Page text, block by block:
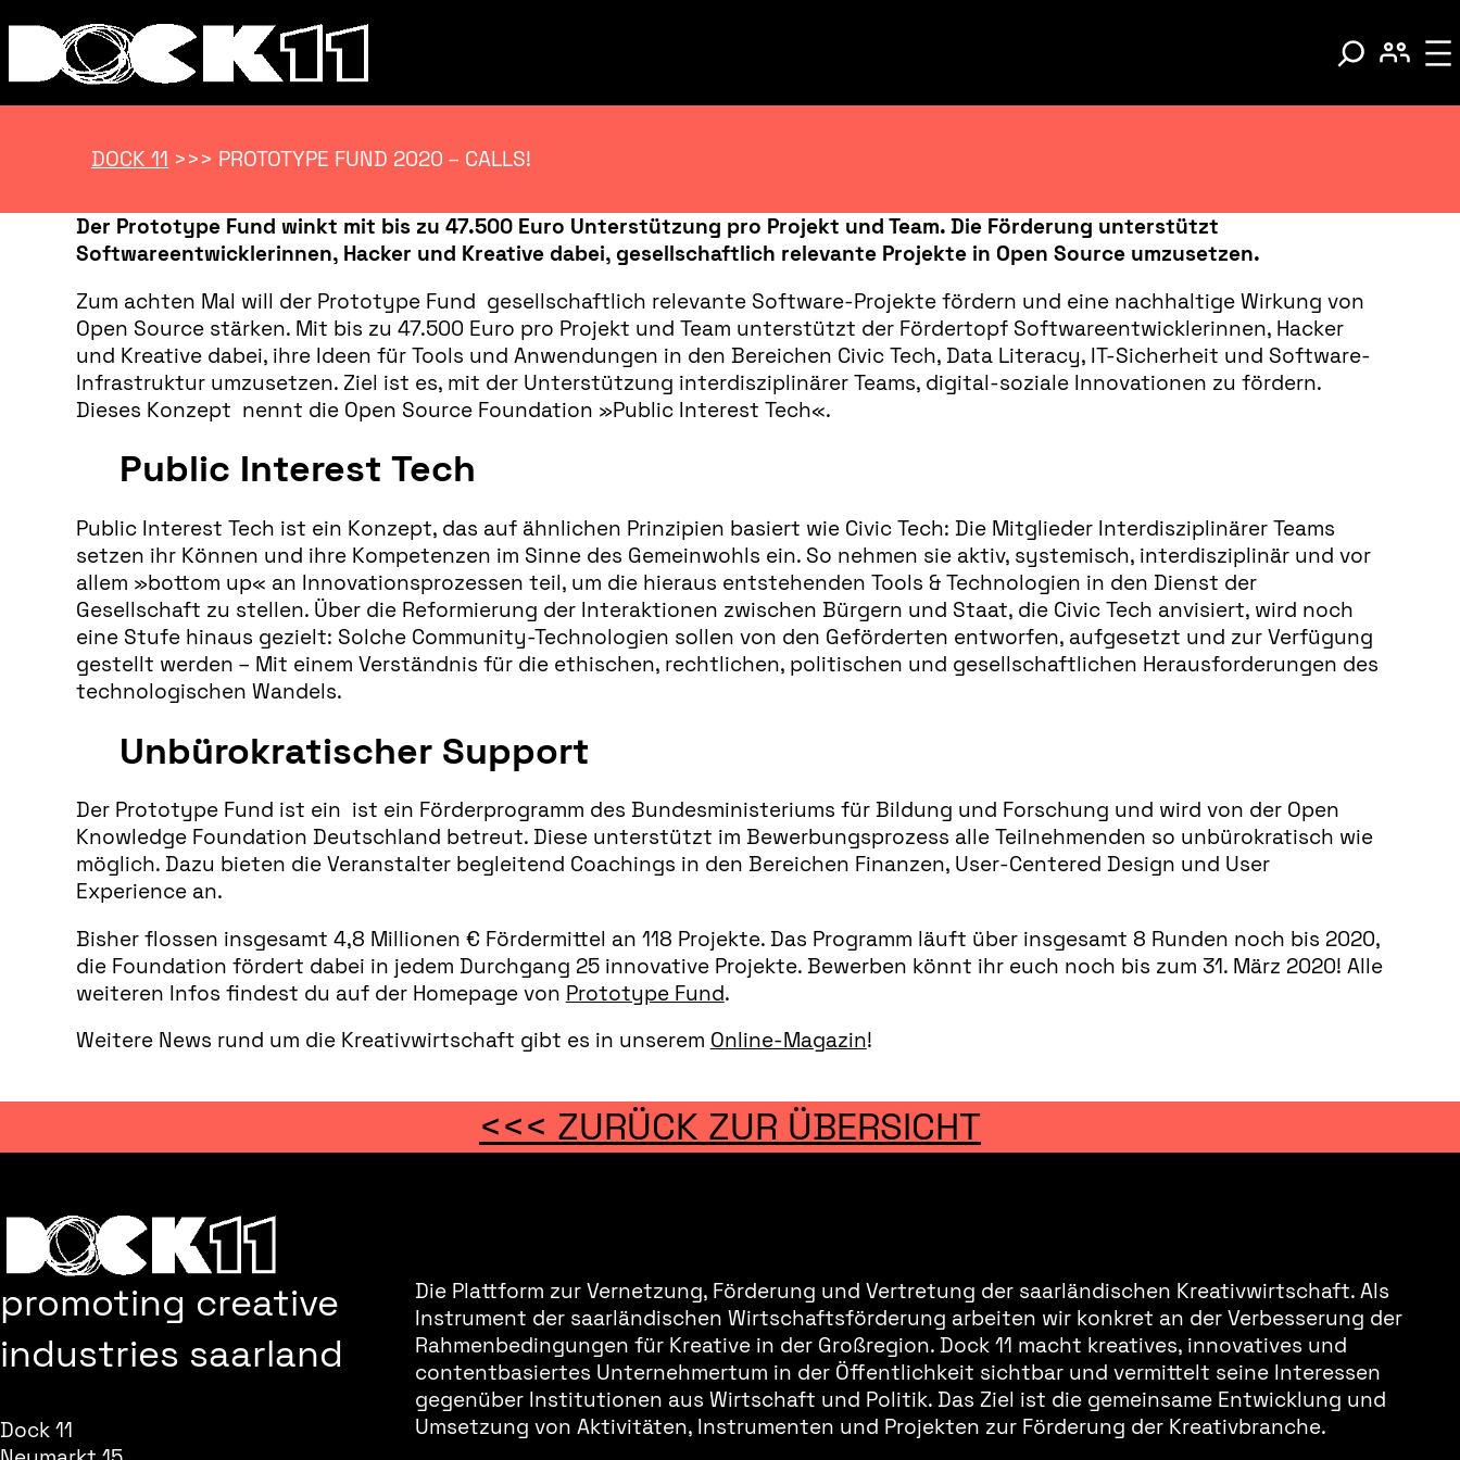
DOCK 11 >>> PROTOTYPE FUND 2020 – CALLS!
Der Prototype Fund winkt mit bis zu 47.500 Euro Unterstützung pro Projekt und Team. Die Förderung unterstützt
Softwareentwicklerinnen, Hacker und Kreative dabei, gesellschaftlich relevante Projekte in Open Source umzusetzen.
Zum achten Mal will der Prototype Fund gesellschaftlich relevante Software-Projekte fördern und eine nachhaltige Wirkung von
Open Source stärken. Mit bis zu 47.500 Euro pro Projekt und Team unterstützt der Fördertopf Softwareentwicklerinnen, Hacker
und Kreative dabei, ihre Ideen für Tools und Anwendungen in den Bereichen Civic Tech, Data Literacy, IT-Sicherheit und Software-
Infrastruktur umzusetzen. Ziel ist es, mit der Unterstützung interdisziplinärer Teams, digital-soziale Innovationen zu fördern.
Dieses Konzept nennt die Open Source Foundation »Public Interest Tech«.
Public Interest Tech
Public Interest Tech ist ein Konzept, das auf ähnlichen Prinzipien basiert wie Civic Tech: Die Mitglieder Interdisziplinärer Teams
setzen ihr Können und ihre Kompetenzen im Sinne des Gemeinwohls ein. So nehmen sie aktiv, systemisch, interdisziplinär und vor
allem »bottom up« an Innovationsprozessen teil, um die hieraus entstehenden Tools & Technologien in den Dienst der
Gesellschaft zu stellen. Über die Reformierung der Interaktionen zwischen Bürgern und Staat, die Civic Tech anvisiert, wird noch
eine Stufe hinaus gezielt: Solche Community-Technologien sollen von den Geförderten entworfen, aufgesetzt und zur Verfügung
gestellt werden – Mit einem Verständnis für die ethischen, rechtlichen, politischen und gesellschaftlichen Herausforderungen des
technologischen Wandels.
Unbürokratischer Support
Der Prototype Fund ist ein ist ein Förderprogramm des Bundesministeriums für Bildung und Forschung und wird von der Open
Knowledge Foundation Deutschland betreut. Diese unterstützt im Bewerbungsprozess alle Teilnehmenden so unbürokratisch wie
möglich. Dazu bieten die Veranstalter begleitend Coachings in den Bereichen Finanzen, User-Centered Design und User
Experience an.
Bisher flossen insgesamt 4,8 Millionen € Fördermittel an 118 Projekte. Das Programm läuft über insgesamt 8 Runden noch bis 2020,
die Foundation fördert dabei in jedem Durchgang 25 innovative Projekte. Bewerben könnt ihr euch noch bis zum 31. März 2020! Alle
weiteren Infos findest du auf der Homepage von Prototype Fund.
Weitere News rund um die Kreativwirtschaft gibt es in unserem Online-Magazin!
<<< ZURÜCK ZUR ÜBERSICHT
promoting creative
industries saarland
Dock 11
Die Plattform zur Vernetzung, Förderung und Vertretung der saarländischen Kreativwirtschaft. Als
Instrument der saarländischen Wirtschaftsförderung arbeiten wir konkret an der Verbesserung der
Rahmenbedingungen für Kreative in der Großregion. Dock 11 macht kreatives, innovatives und
contentbasiertes Unternehmertum in der Öffentlichkeit sichtbar und vermittelt seine Interessen
gegenüber Institutionen aus Wirtschaft und Politik. Das Ziel ist die gemeinsame Entwicklung und
Umsetzung von Aktivitäten, Instrumenten und Projekten zur Förderung der Kreativbranche.